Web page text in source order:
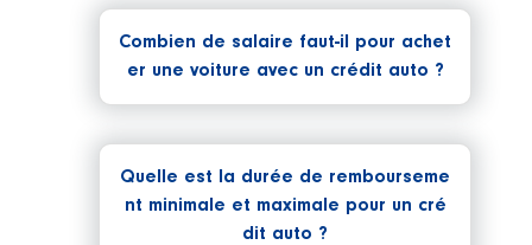
Combien de salaire faut-il pour achet
er une voiture avec un crédit auto ?
Quelle est la durée de rembourseme
nt minimale et maximale pour un cré
dit auto ?